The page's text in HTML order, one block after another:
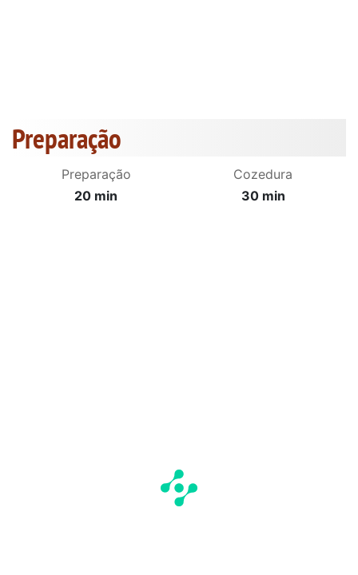
Preparação
Preparação
20 min
Cozedura
30 min